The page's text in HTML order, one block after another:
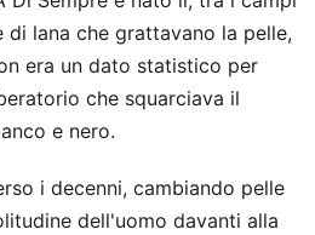
lana che grattavano la pelle,
era un dato statistico per
che squarciava il
e nero.
i decenni, cambiando pelle
dell'uomo davanti alla